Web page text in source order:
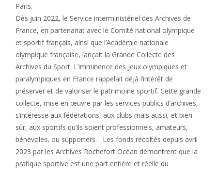
Paris.
Dès juin 2022, le Service interministériel des Archives de
France, en partenariat avec le Comité national olympique
et sportif français, ainsi que l’Académie nationale
olympique française, lançait la Grande Collecte des
Archives du Sport. L’imminence des Jeux olympiques et
paralympiques en France rappelait déjà l’intérêt de
préserver et de valoriser le patrimoine sportif. Cette grande
collecte, mise en œuvre par les services publics d’archives,
s’intéresse aux fédérations, aux clubs mais aussi, et bien-
sûr, aux sportifs qu’ils soient professionnels, amateurs,
bénévoles, ou supporters… Les fonds récoltés depuis avril
2023 par les Archives Rochefort Océan démontrent que la
pratique sportive est une part entière et réelle du